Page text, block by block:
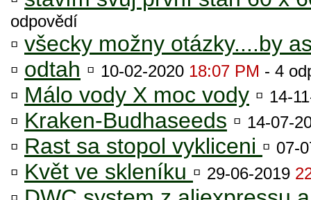
odpovědí
▫ všecky možny otázky....by
▫ odtah ▫ 10-02-2020 18:07 PM - 4
▫ Málo vody X moc vody ▫ 14-
▫ Kraken-Budhaseeds ▫ 14-07-
▫ Rast sa stopol vykliceni ▫ 07-
▫ Květ ve skleníku ▫ 29-06-2019